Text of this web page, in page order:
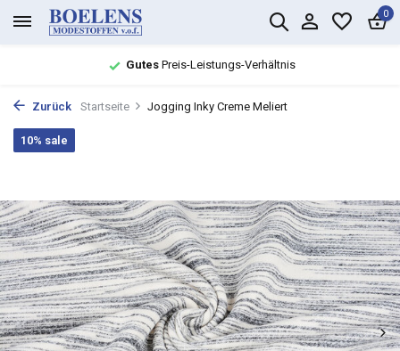
0
GutesPreis-Leistungs-Verhältnis
Zurück Startseite Jogging Inky Creme Meliert
10% sale